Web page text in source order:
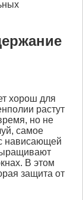
хорош для
растут
но не
самое
нависающей
В этом
защита от